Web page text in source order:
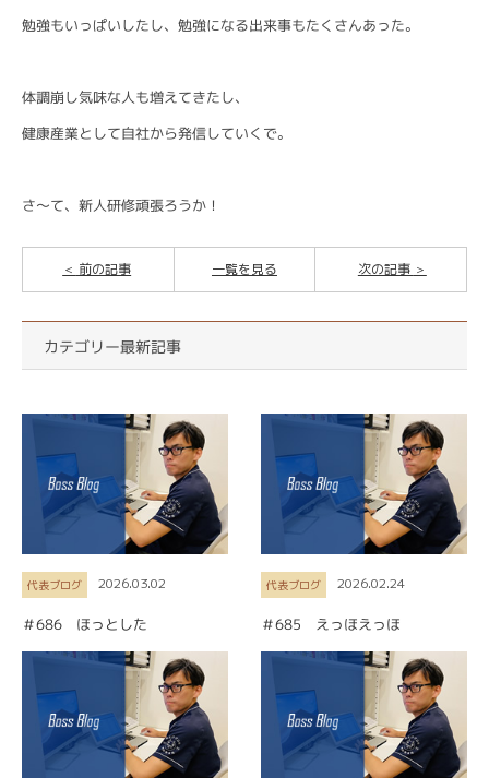
勉強もいっぱいしたし、勉強になる出来事もたくさんあった。
体調崩し気味な人も増えてきたし、
健康産業として自社から発信していくで。
さ〜て、新人研修頑張ろうか！
前の記事 次の記事
一覧を見る
カテゴリー最新記事
代表ブログ 2026.03.02
＃686 ほっとした
代表ブログ 2026.02.24
＃685 えっほえっほ